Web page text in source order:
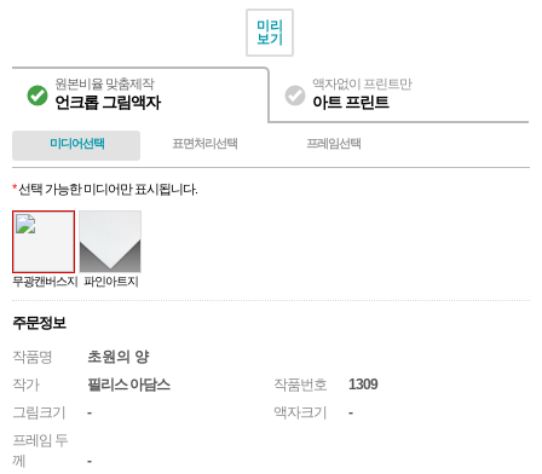
미리
보기
원본비율 맞춤제작
언크롭 그림액자
액자없이 프린트만
아트 프린트
미디어선택 표면처리선택 프레임선택
*선택 가능한 미디어만 표시됩니다.
무광캔버스지 파인아트지
주문정보
작품명
초원의 양
작가
필리스 아담스 작품번호
1309
그림크기
- 액자크기
-
프레임 두
께
-